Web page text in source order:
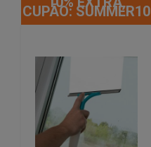
CUPÃO: SUMMER10